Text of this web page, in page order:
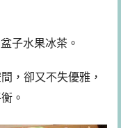
子水果冰茶。
，卻又不失優雅，
。